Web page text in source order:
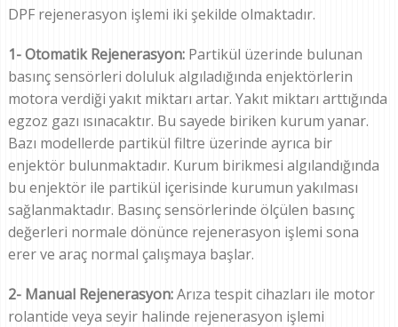
DPF rejenerasyon işlemi iki şekilde olmaktadır.
1- Otomatik Rejenerasyon:Partikül üzerinde bulunan
basınç sensörleri doluluk algıladığında enjektörlerin
motora verdiği yakıt miktarı artar. Yakıt miktarı arttığında
egzoz gazı ısınacaktır. Bu sayede biriken kurum yanar.
Bazı modellerde partikül filtre üzerinde ayrıca bir
enjektör bulunmaktadır. Kurum birikmesi algılandığında
bu enjektör ile partikül içerisinde kurumun yakılması
sağlanmaktadır. Basınç sensörlerinde ölçülen basınç
değerleri normale dönünce rejenerasyon işlemi sona
erer ve araç normal çalışmaya başlar.
2- Manual Rejenerasyon:Arıza tespit cihazları ile motor
rolantide veya seyir halinde rejenerasyon işlemi